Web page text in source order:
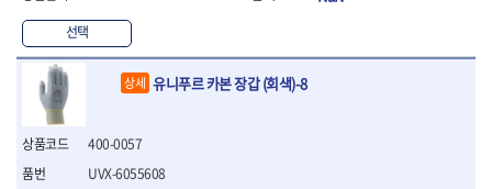
- 십자비트
- 임팩별비트소켓
- 임팩XZN비트소켓
- 십자비트소켓
- 임팩XZN비트
- 라쳇핸들세트
선택
상세 유니푸르 카본 장갑 (회색)-8
400-0057
UVX-6055608